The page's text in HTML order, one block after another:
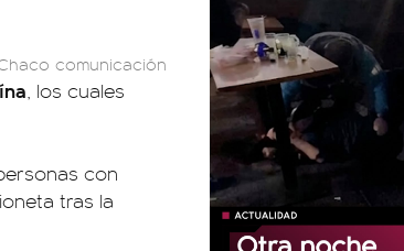
comunicación
, los cuales
con
tras la